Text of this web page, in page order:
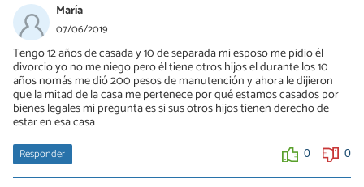
María
07/06/2019
Tengo 12 años de casada y 10 de separada mi esposo me pidio él
divorcio yo no me niego pero él tiene otros hijos el durante los 10
años nomás me dió 200 pesos de manutención y ahora le dijieron
que la mitad de la casa me pertenece por qué estamos casados por
bienes legales mi pregunta es si sus otros hijos tienen derecho de
estar en esa casa
Responder 0 0